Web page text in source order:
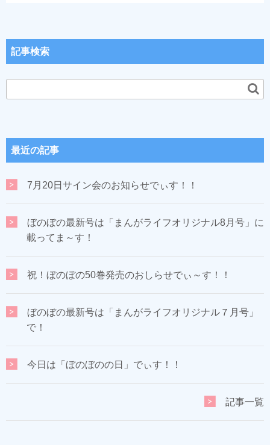
記事検索
最近の記事
7月20日サイン会のお知らせでぃす！！
ぼのぼの最新号は「まんがライフオリジナル8月号」に
載ってま～す！
祝！ぼのぼの50巻発売のおしらせでぃ～す！！
ぼのぼの最新号は「まんがライフオリジナル７月号」
で！
今日は「ぼのぼのの日」でぃす！！
記事一覧